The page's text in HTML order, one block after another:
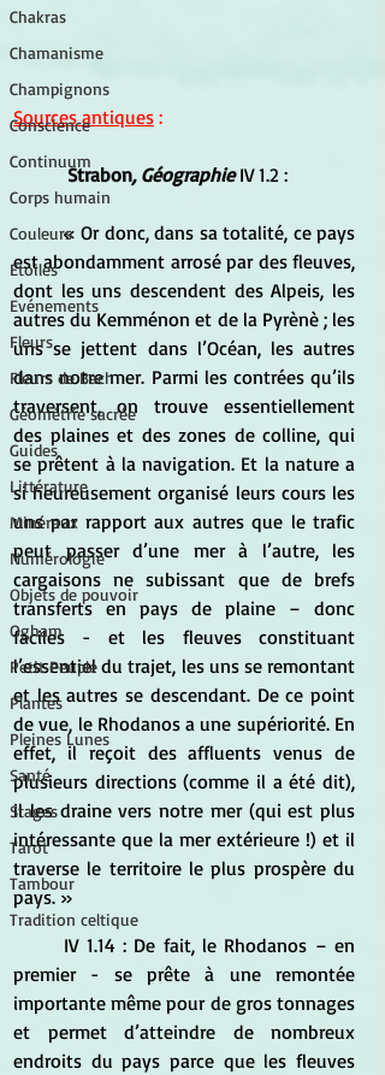
Chakras
Chamanisme
Champignons
Conscience
Continuum
Corps humain
Couleurs
Etoiles
Evénements
Fleurs
Fleurs de Bach
Géométrie sacrée
Guides
Littérature
Minéraux
Numérologie
Objets de pouvoir
Ogham
Petit Peuple
Plantes
Pleines Lunes
Santé
Stages
Tarot
Tambour
Tradition celtique
Sources antiques :
Strabon, Géographie IV 1.2 :
	« Or donc, dans sa totalité, ce pays
est abondamment arrosé par des fleuves,
dont les uns descendent des Alpeis, les
autres du Kemménon et de la Pyrènè ; les
uns se jettent dans l’Océan, les autres
dans notre mer. Parmi les contrées qu’ils
traversent, on trouve essentiellement
des plaines et des zones de colline, qui
se prêtent à la navigation. Et la nature a
si heureusement organisé leurs cours les
uns par rapport aux autres que le trafic
peut passer d’une mer à l’autre, les
cargaisons ne subissant que de brefs
transferts en pays de plaine – donc
faciles - et les fleuves constituant
l’essentiel du trajet, les uns se remontant
et les autres se descendant. De ce point
de vue, le Rhodanos a une supériorité. En
effet, il reçoit des affluents venus de
plusieurs directions (comme il a été dit),
il les draine vers notre mer (qui est plus
intéressante que la mer extérieure !) et il
traverse le territoire le plus prospère du
pays. »
premier - se prête à une remontée
importante même pour de gros tonnages
et permet d’atteindre de nombreux
endroits du pays parce que les fleuves